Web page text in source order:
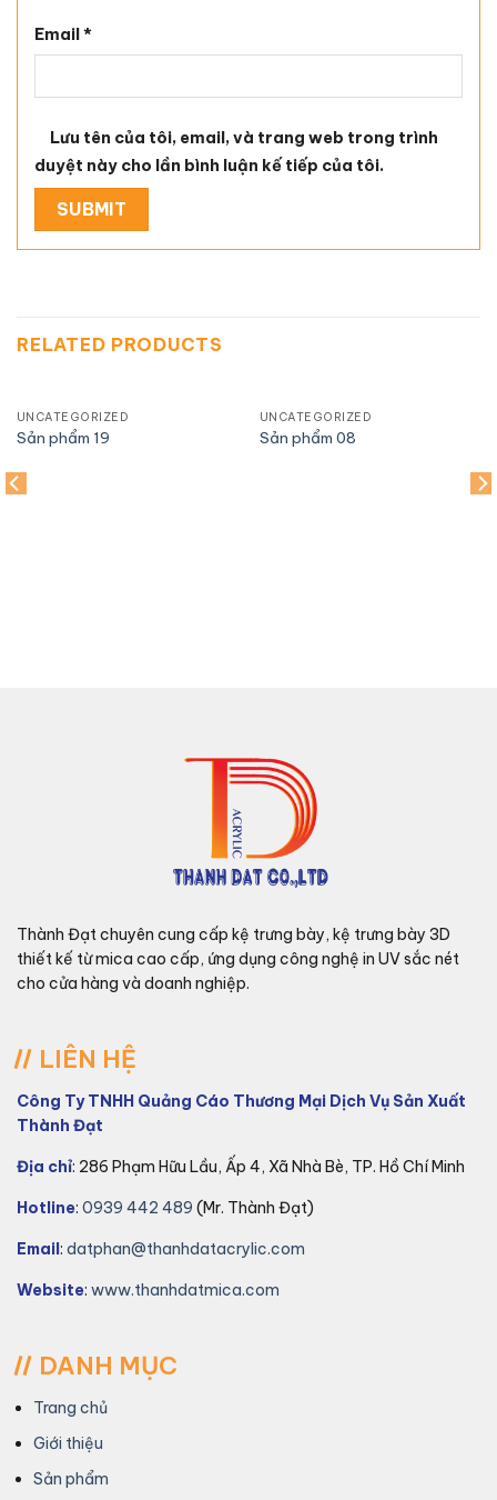
Email*
Lưu tên của tôi, email, và trang web trong trình
duyệt này cho lần bình luận kế tiếp của tôi.
RELATED PRODUCTS
UNCATEGORIZED
Sản phẩm 19
UNCATEGORIZED
Sản phẩm 08
Thành Đạt chuyên cung cấp kệ trưng bày, kệ trưng bày 3D
thiết kế từ mica cao cấp, ứng dụng công nghệ in UV sắc nét
cho cửa hàng và doanh nghiệp.
LIÊN HỆ
Công Ty TNHH Quảng Cáo Thương Mại Dịch Vụ Sản Xuất
Thành Đạt
Địa chỉ: 286 Phạm Hữu Lầu, Ấp 4, Xã Nhà Bè, TP. Hồ Chí Minh
Hotline: 0939 442 489 (Mr. Thành Đạt)
Email: datphan@thanhdatacrylic.com
Website: www.thanhdatmica.com
DANH MỤC
Trang chủ
Giới thiệu
Sản phẩm